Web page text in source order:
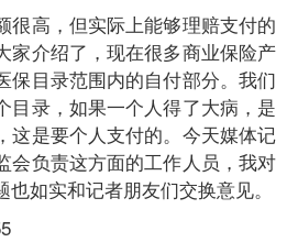
很高，但实际上能够理赔支付的
家介绍了，现在很多商业保险产
保目录范围内的自付部分。我们
目录，如果一个人得了大病，是
这是要个人支付的。今天媒体记
会负责这方面的工作人员，我对
如实和记者朋友们交换意见。